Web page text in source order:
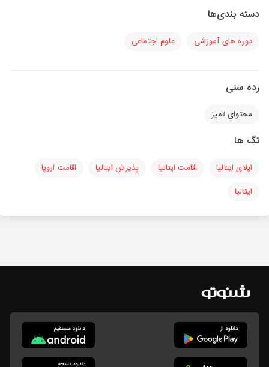
دسته بندی‌ها
دوره های آموزشی علوم اجتماعی
رده سنی
محتوای تمیز
تگ ها
اپلای ایتالیا اقامت ایتالیا پذیرش ایتالیا
اقامت اروپا
ایتالیا